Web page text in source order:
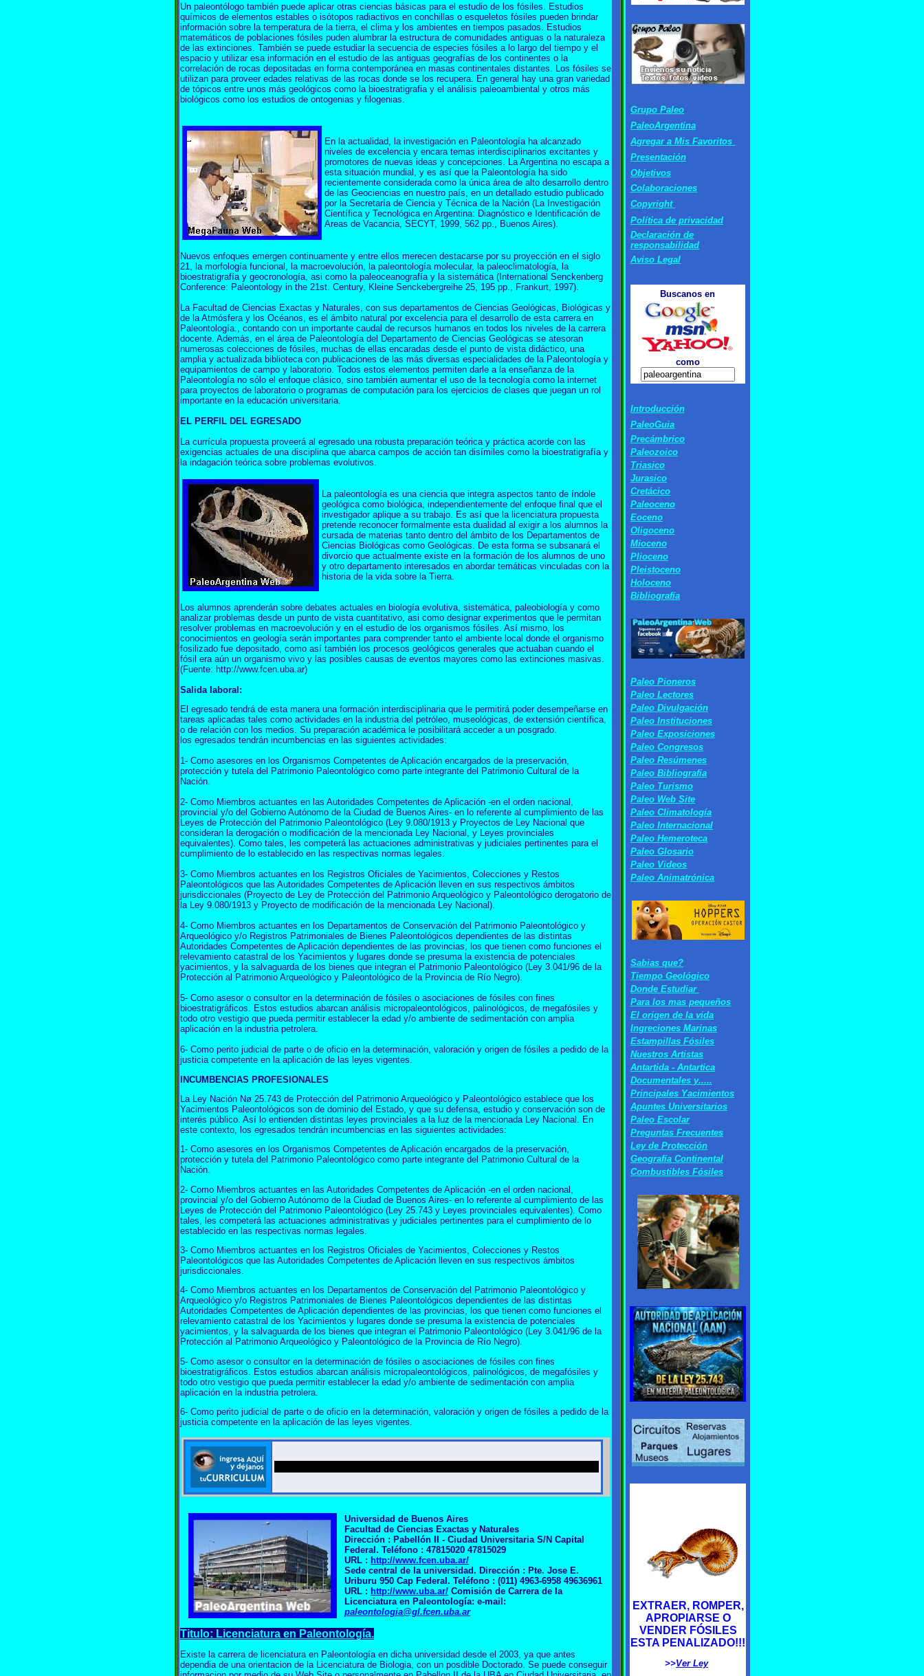
Un paleontólogo también puede aplicar otras ciencias básicas para el estudio de los fósiles. Estudios
químicos de elementos estables o isótopos radiactivos en conchillas o esqueletos fósiles pueden brindar
información sobre la temperatura de la tierra, el clima y los ambientes en tiempos pasados. Estudios
matemáticos de poblaciones fósiles puden alumbrar la estructura de comunidades antiguas o la naturaleza
de las extinciones. También se puede estudiar la secuencia de especies fósiles a lo largo del tiempo y el
espacio y utilizar esa información en el estudio de las antiguas geografías de los continentes o la
correlación de rocas depositadas en forma contemporánea en masas continentales distantes. Los fósiles se
utilizan para proveer edades relativas de las rocas donde se los recupera. En general hay una gran variedad
de tópicos entre unos más geológicos como la bioestratigrafia y el análisis paleoambiental y otros más
biológicos como los estudios de ontogenias y filogenias.
En la actualidad, la investigación en Paleontología ha alcanzado
niveles de excelencia y encara temas interdisciplinarios excitantes y
promotores de nuevas ideas y concepciones. La Argentina no escapa a
esta situación mundial, y es así que la Paleontología ha sido
recientemente considerada como la única área de alto desarrollo dentro
de las Geociencias en nuestro país, en un detallado estudio publicado
por la Secretaría de Ciencia y Técnica de la Nación (La Investigación
Científica y Tecnológica en Argentina: Diagnóstico e Identificación de
Areas de Vacancia, SECYT, 1999, 562 pp., Buenos Aires).
Nuevos enfoques emergen continuamente y entre ellos merecen destacarse por su proyección en el siglo
21, la morfología funcional, la macroevolución, la paleontología molecular, la paleoclimatología, la
bioestratigrafía y geocronología, asi como la paleoceanografía y la sistemática (International Senckenberg
Conference: Paleontology in the 21st. Century, Kleine Senckebergreihe 25, 195 pp., Frankurt, 1997).
La Facultad de Ciencias Exactas y Naturales, con sus departamentos de Ciencias Geológicas, Biológicas y
de la Atmósfera y los Océanos, es el ámbito natural por excelencia para el desarrollo de esta carrera en
Paleontología., contando con un importante caudal de recursos humanos en todos los niveles de la carrera
docente. Además, en el área de Paleontología del Departamento de Ciencias Geológicas se atesoran
numerosas colecciones de fósiles, muchas de ellas encaradas desde el punto de vista didáctico, una
amplia y actualizada biblioteca con publicaciones de las más diversas especialidades de la Paleontología y
equipamientos de campo y laboratorio. Todos estos elementos permiten darle a la enseñanza de la
Paleontología no sólo el enfoque clásico, sino también aumentar el uso de la tecnología como la internet
para proyectos de laboratorio o programas de computación para los ejercicios de clases que juegan un rol
importante en la educación universitaria.
EL PERFIL DEL EGRESADO
La currícula propuesta proveerá al egresado una robusta preparación teórica y práctica acorde con las
exigencias actuales de una disciplina que abarca campos de acción tan disímiles como la bioestratigrafía y
la indagación teórica sobre problemas evolutivos.
La paleontología es una ciencia que integra aspectos tanto de índole
geológica como biológica, independientemente del enfoque final que el
investigador aplique a su trabajo. Es así que la licenciatura propuesta
pretende reconocer formalmente esta dualidad al exigir a los alumnos la
cursada de materias tanto dentro del ámbito de los Departamentos de
Ciencias Biológicas como Geológicas. De esta forma se subsanará el
divorcio que actualmente existe en la formación de los alumnos de uno
y otro departamento interesados en abordar temáticas vinculadas con la
historia de la vida sobre la Tierra.
Los alumnos aprenderán sobre debates actuales en biología evolutiva, sistemática, paleobiología y como
analizar problemas desde un punto de vista cuantitativo, asi como designar experimentos que le permitan
resolver problemas en macroevolución y en el estudio de los organismos fósiles. Así mismo, los
conocimientos en geología serán importantes para comprender tanto el ambiente local donde el organismo
fosilizado fue depositado, como así también los procesos geológicos generales que actuaban cuando el
fósil era aún un organismo vivo y las posibles causas de eventos mayores como las extinciones masivas.
(Fuente: http://www.fcen.uba.ar)
Salida laboral:
El egresado tendrá de esta manera una formación interdisciplinaria que le permitirá poder desempeñarse en
tareas aplicadas tales como actividades en la industria del petróleo, museológicas, de extensión científica,
o de relación con los medios. Su preparación académica le posibilitará acceder a un posgrado.
los egresados tendrán incumbencias en las siguientes actividades:
1- Como asesores en los Organismos Competentes de Aplicación encargados de la preservación,
protección y tutela del Patrimonio Paleontológico como parte integrante del Patrimonio Cultural de la
Nación.
2- Como Miembros actuantes en las Autoridades Competentes de Aplicación -en el orden nacional,
provincial y/o del Gobierno Autónomo de la Ciudad de Buenos Aires- en lo referente al cumplimiento de las
Leyes de Protección del Patrimonio Paleontológico (Ley 9.080/1913 y Proyectos de Ley Nacional que
consideran la derogación o modificación de la mencionada Ley Nacional, y Leyes provinciales
equivalentes). Como tales, les competerá las actuaciones administrativas y judiciales pertinentes para el
cumplimiento de lo establecido en las respectivas normas legales.
3- Como Miembros actuantes en los Registros Oficiales de Yacimientos, Colecciones y Restos
Paleontológicos que las Autoridades Competentes de Aplicación lleven en sus respectivos ámbitos
jurisdiccionales (Proyecto de Ley de Protección del Patrimonio Arqueológico y Paleontológico derogatorio de
la Ley 9.080/1913 y Proyecto de modificación de la mencionada Ley Nacional).
4- Como Miembros actuantes en los Departamentos de Conservación del Patrimonio Paleontológico y
Arqueológico y/o Registros Patrimoniales de Bienes Paleontológicos dependientes de las distintas
Autoridades Competentes de Aplicación dependientes de las provincias, los que tienen como funciones el
relevamiento catastral de los Yacimientos y lugares donde se presuma la existencia de potenciales
yacimientos, y la salvaguarda de los bienes que integran el Patrimonio Paleontológico (Ley 3.041/96 de la
Protección al Patrimonio Arqueológico y Paleontológico de la Provincia de Río Negro).
5- Como asesor o consultor en la determinación de fósiles o asociaciones de fósiles con fines
bioestratigráficos. Estos estudios abarcan análisis micropaleontológicos, palinológicos, de megafósiles y
todo otro vestigio que pueda permitir establecer la edad y/o ambiente de sedimentación con amplia
aplicación en la industria petrolera.
6- Como perito judicial de parte o de oficio en la determinación, valoración y origen de fósiles a pedido de la
justicia competente en la aplicación de las leyes vigentes.
INCUMBENCIAS PROFESIONALES
La Ley Nación Nø 25.743 de Protección del Patrimonio Arqueológico y Paleontológico establece que los
Yacimientos Paleontológicos son de dominio del Estado, y que su defensa, estudio y conservación son de
interés público. Así lo entienden distintas leyes provinciales a la luz de la mencionada Ley Nacional. En
este contexto, los egresados tendrán incumbencias en las siguientes actividades:
1- Como asesores en los Organismos Competentes de Aplicación encargados de la preservación,
protección y tutela del Patrimonio Paleontológico como parte integrante del Patrimonio Cultural de la
Nación.
2- Como Miembros actuantes en las Autoridades Competentes de Aplicación -en el orden nacional,
provincial y/o del Gobierno Autónomo de la Ciudad de Buenos Aires- en lo referente al cumplimiento de las
Leyes de Protección del Patrimonio Paleontológico (Ley 25.743 y Leyes provinciales equivalentes). Como
tales, les competerá las actuaciones administrativas y judiciales pertinentes para el cumplimiento de lo
establecido en las respectivas normas legales.
3- Como Miembros actuantes en los Registros Oficiales de Yacimientos, Colecciones y Restos
Paleontológicos que las Autoridades Competentes de Aplicación lleven en sus respectivos ámbitos
jurisdiccionales.
4- Como Miembros actuantes en los Departamentos de Conservación del Patrimonio Paleontológico y
Arqueológico y/o Registros Patrimoniales de Bienes Paleontológicos dependientes de las distintas
Autoridades Competentes de Aplicación dependientes de las provincias, los que tienen como funciones el
relevamiento catastral de los Yacimientos y lugares donde se presuma la existencia de potenciales
yacimientos, y la salvaguarda de los bienes que integran el Patrimonio Paleontológico (Ley 3.041/96 de la
Protección al Patrimonio Arqueológico y Paleontológico de la Provincia de Río Negro).
5- Como asesor o consultor en la determinación de fósiles o asociaciones de fósiles con fines
bioestratigráficos. Estos estudios abarcan análisis micropaleontológicos, palinológicos, de megafósiles y
todo otro vestigio que pueda permitir establecer la edad y/o ambiente de sedimentación con amplia
aplicación en la industria petrolera.
6- Como perito judicial de parte o de oficio en la determinación, valoración y origen de fósiles a pedido de la
justicia competente en la aplicación de las leyes vigentes.
Universidad de Buenos Aires
Facultad de Ciencias Exactas y Naturales
Dirección : Pabellón II - Ciudad Universitaria S/N Capital
Federal . Teléfono : 47815020 47815029
URL : http://www.fcen.uba.ar/
Sede central de la universidad. Dirección : Pte. Jose E.
Uriburu 950 Cap Federal . Teléfono : (011) 4963-6958 49636961
URL : http://www.uba.ar/ Comisión de Carrera de la
Licenciatura en Paleontología: e-mail:
paleontologia@gl.fcen.uba.ar
Titulo: Licenciatura en Paleontología.
Existe la carrera de licenciatura en Paleontología en dicha universidad desde el 2003, ya que antes
dependia de una orientacion de la Licenciatura de Biologia, con un posdible Doctorado. Se puede conseguir
Grupo Paleo
PaleoArgentina
Agregar a Mis Favoritos
Presentación
Objetivos
Colaboraciones
Copyright
Política de privacidad
Declaración de
responsabilidad
Aviso Legal
Buscanos en
como
Introducción
PaleoGuia
Precámbrico
Paleozoico
Triasico
Jurasico
Cretácico
Paleoceno
Eoceno
Oligoceno
Mioceno
Plioceno
Pleistoceno
Holoceno
Bibliografía
Paleo Pioneros
Paleo Lectores
Paleo Divulgación
Paleo Instituciones
Paleo Exposiciones
Paleo Congresos
Paleo Resúmenes
Paleo Bibliografía
Paleo Turismo
Paleo Web Site
Paleo Climatología
Paleo Internacional
Paleo Hemeroteca
Paleo Glosario
Paleo Videos
Paleo Animatrónica
Sabias que?
Tiempo Geológico
Donde Estudiar
Para los mas pequeños
El origen de la vida
Ingreciones Marinas
Estampillas Fósiles
Nuestros Artistas
Antartida - Antartica
Documentales y.....
Principales Yacimientos
Apuntes Universitarios
Paleo Escolar
Preguntas Frecuentes
Ley de Protección
Geografía Continental
Combustibles Fósiles
EXTRAER, ROMPER,
APROPIARSE O
VENDER FÓSILES
ESTA PENALIZADO!!!
>>Ver Ley